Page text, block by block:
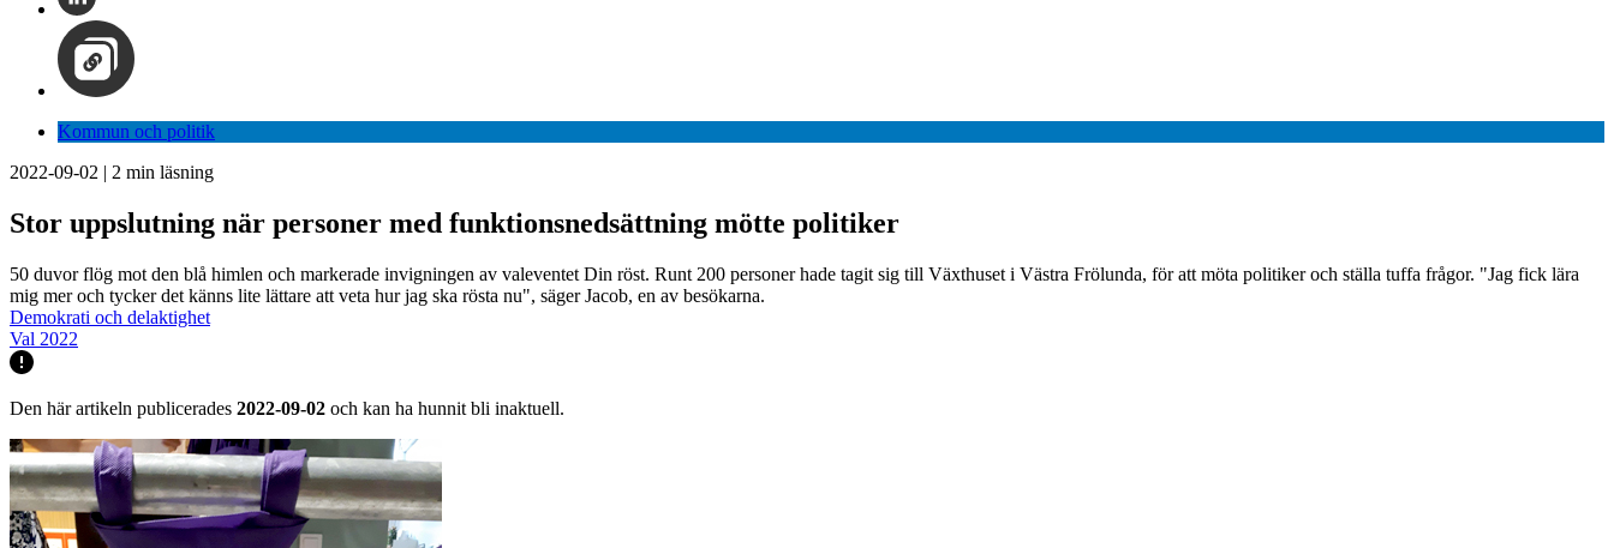
Kommun och politik
2022-09-02 | 2 min läsning
Stor uppslutning när personer med funktionsnedsättning mötte politiker
50 duvor flög mot den blå himlen och markerade invigningen av valeventet Din röst. Runt 200 personer hade tagit sig till Växthuset i Västra Frölunda, för att möta politiker och ställa tuffa frågor. "Jag fick lära
mig mer och tycker det känns lite lättare att veta hur jag ska rösta nu", säger Jacob, en av besökarna.
Demokrati och delaktighet
Val 2022
Den här artikeln publicerades 2022-09-02 och kan ha hunnit bli inaktuell.